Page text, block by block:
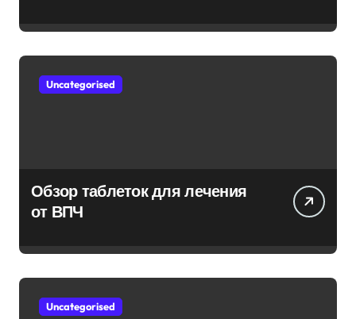
Uncategorised
Обзор таблеток для лечения
от ВПЧ
Uncategorised